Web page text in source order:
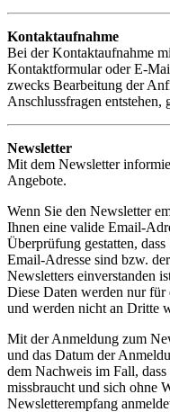
Kontaktaufnahme
Bei der Kontaktaufnahme
Kontaktformular oder E-
zwecks Bearbeitung der
Anschlussfragen entstehen,
Newsletter
Mit dem Newsletter
Angebote.
Wenn Sie den Newsletter
Ihnen eine valide Email-
Überprüfung gestatten,
Email-Adresse sind bzw.
Newsletters einverstanden
Diese Daten werden nur für
und werden nicht an Dritte
Mit der Anmeldung zum
und das Datum der
dem Nachweis im Fall,
missbraucht und sich ohne
Newsletterempfang